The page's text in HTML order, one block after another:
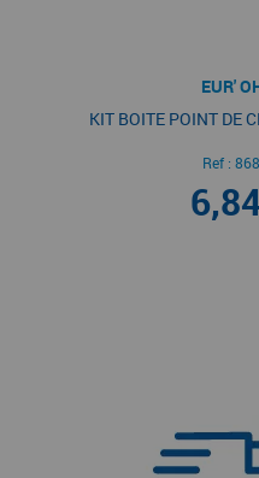
EUR'
KIT BOITE POINT DE
Ref :